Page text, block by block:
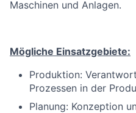
Maschinen und Anlagen.
Mögliche Einsatzgebiete:
Produktion:
Prozessen in der
Planung: Konzeption